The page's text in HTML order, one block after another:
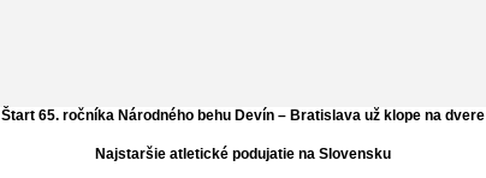
Štart 65. ročníka Národného behu Devín – Bratislava už klope na dvere
Najstaršie atletické podujatie na Slovensku